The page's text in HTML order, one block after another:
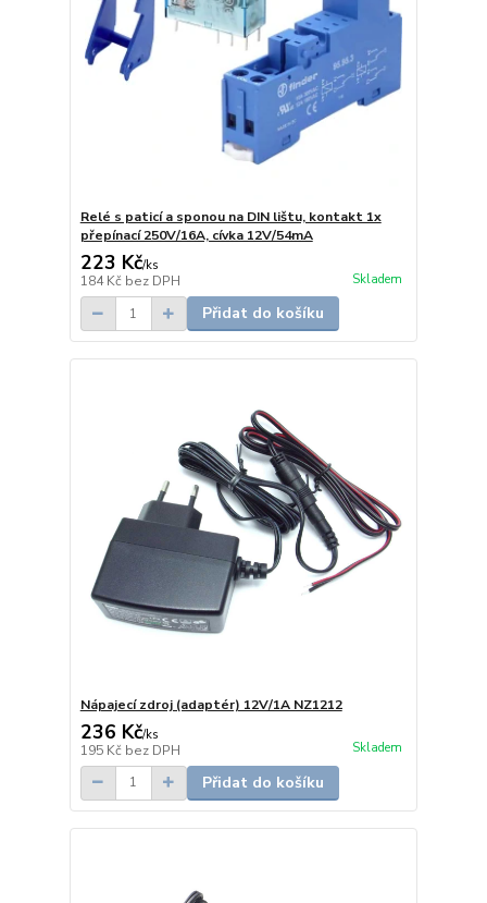
Relé s paticí a sponou na DIN lištu, kontakt 1x
přepínací 250V/16A, cívka 12V/54mA
223 Kč/ks
184 Kč bez DPH Skladem
Přidat do košíku
Nápajecí zdroj (adaptér) 12V/1A NZ1212
236 Kč/ks
195 Kč bez DPH Skladem
Přidat do košíku